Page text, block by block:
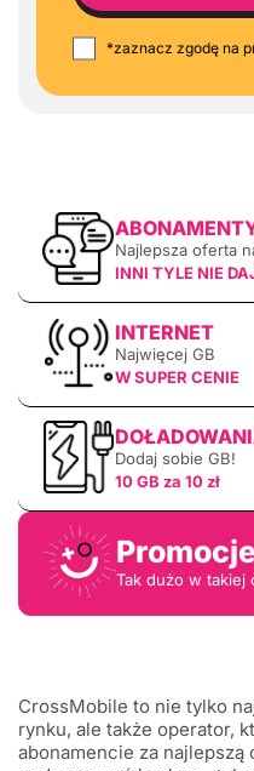
*zaznacz zgodę na
Najlepsza oferta
INNI TYLE NIE
INTERNET
Najwięcej GB
W SUPER CENIE
Dodaj sobie GB!
10 GB za 10 zł
Tak dużo w takiej
CrossMobile to nie tylko
rynku, ale także operator,
abonamencie za